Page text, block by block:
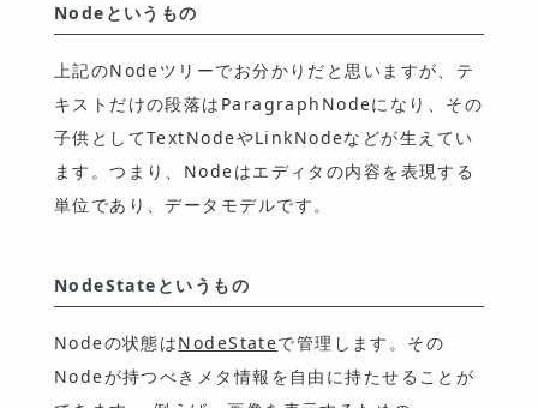
Nodeというもの
上記のNodeツリーでお分かりだと思いますが、テ
キストだけの段落はParagraphNodeになり、その
子供としてTextNodeやLinkNodeなどが生えてい
ます。つまり、Nodeはエディタの内容を表現する
単位であり、データモデルです。
NodeStateというもの
Nodeの状態はNodeStateで管理します。その
Nodeが持つべきメタ情報を自由に持たせることが